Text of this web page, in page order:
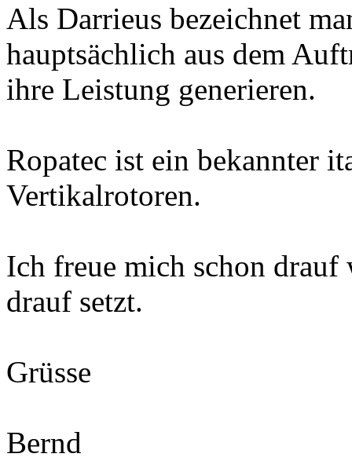
Als Darrieus bezeichnet
hauptsächlich aus dem
ihre Leistung generieren.
Ropatec ist ein bekannter
Vertikalrotoren.
Ich freue mich schon drauf
drauf setzt.
Grüsse
Bernd